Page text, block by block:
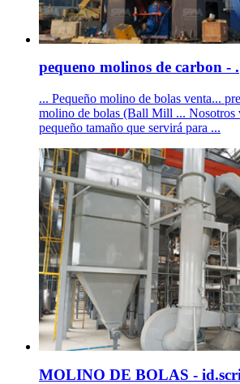
pequeno molinos de carbon - .
... Pequeño molino de bolas venta...
molino de bolas (Ball Mill ... Nosotros
pequeño tamaño que servirá para ...
MOLINO DE BOLAS -